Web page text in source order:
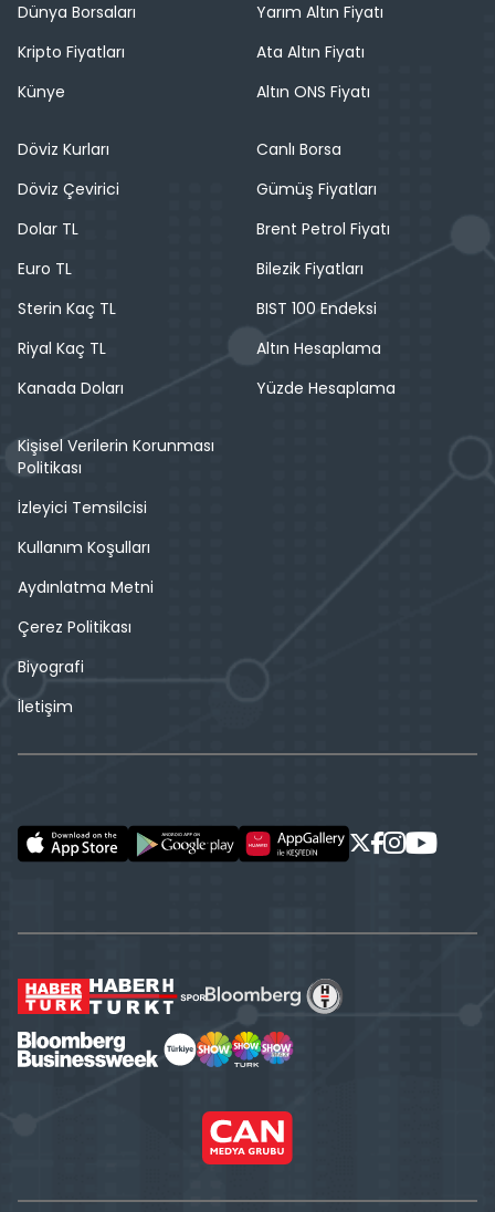
Dünya Borsaları
Kripto Fiyatları
Künye
Yarım Altın Fiyatı
Ata Altın Fiyatı
Altın ONS Fiyatı
Döviz Kurları
Döviz Çevirici
Dolar TL
Euro TL
Sterin Kaç TL
Riyal Kaç TL
Kanada Doları
Canlı Borsa
Gümüş Fiyatları
Brent Petrol Fiyatı
Bilezik Fiyatları
BIST 100 Endeksi
Altın Hesaplama
Yüzde Hesaplama
Kişisel Verilerin Korunması
Politikası
İzleyici Temsilcisi
Kullanım Koşulları
Aydınlatma Metni
Çerez Politikası
Biyografi
İletişim